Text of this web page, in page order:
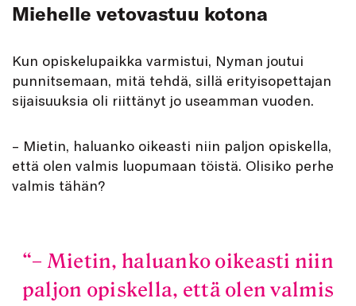
Miehelle vetovastuu kotona
Kun opiskelupaikka varmistui, Nyman joutui
punnitsemaan, mitä tehdä, sillä erityisopettajan
sijaisuuksia oli riittänyt jo useamman vuoden.
– Mietin, haluanko oikeasti niin paljon opiskella,
että olen valmis luopumaan töistä. Olisiko perhe
valmis tähän?
– Mietin, haluanko oikeasti niin
paljon opiskella, että olen valmis